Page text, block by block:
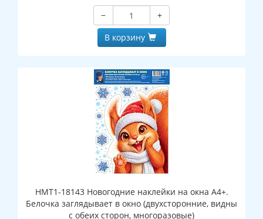
−
+
В корзину
НМТ1-18143 Новогодние наклейки на окна А4+.
Белочка заглядывает в окно (двухсторонние, видны
с обеих сторон, многоразовые)